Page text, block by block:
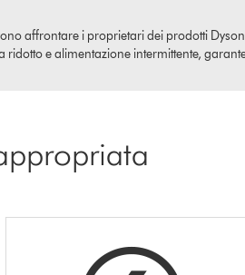
affrontare i proprietari dei prodotti
ridotto e alimentazione intermittente,